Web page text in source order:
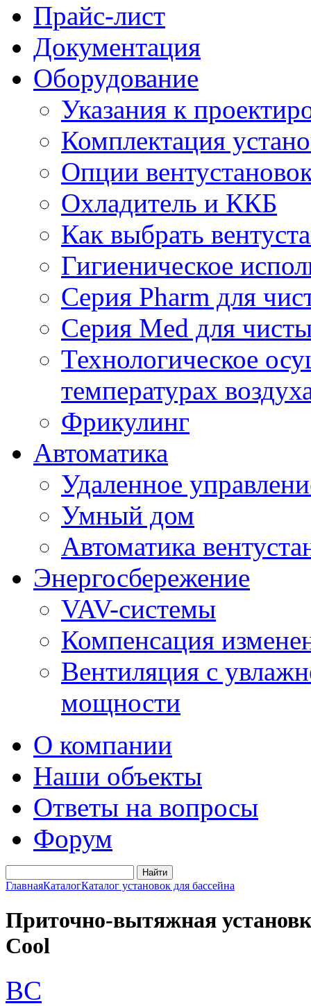
Прайс-лист
Документация
Оборудование
Указания к
Комплектация
Опции
Охладитель и ККБ
Как выбрать
Гигиеническое
Серия Pharm для
Серия Med для
Технологическое
температурах
Фрикулинг
Автоматика
Удаленное
Умный дом
Автоматика
Энергосбережение
VAV-системы
Компенсация
Вентиляция с
мощности
О компании
Наши объекты
Ответы на вопросы
Форум
ГлавнаяКаталогКаталог установок для бассейна
Приточно-вытяжная
Cool
BC